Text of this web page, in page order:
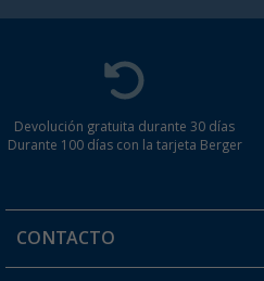
Devolución gratuita durante 30 días
Durante 100 días con la tarjeta Berger
CONTACTO